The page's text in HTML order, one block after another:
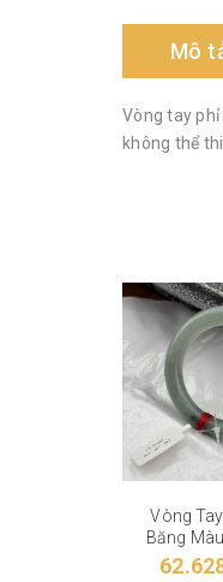
Mô
Vòng tay
không thể
Vòng
Băng
VT-